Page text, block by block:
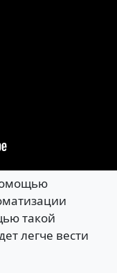
такой
легче вести